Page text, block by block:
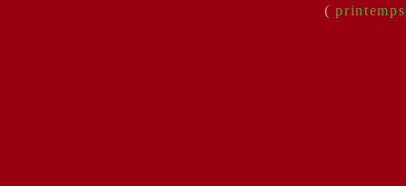
(printemps